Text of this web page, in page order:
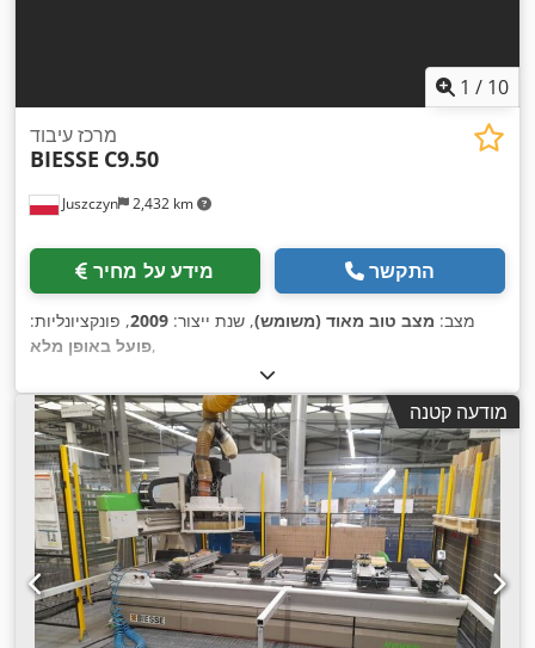
1 / 10
Juszczyn 2,432 km
מרכז עיבוד
BIESSE C9.50
מידע על מחיר התקשר
מצב: מצב טוב מאוד (משומש), שנת ייצור: 2009, פונקציונליות:
פועל באופן מלא,
מודעה קטנה